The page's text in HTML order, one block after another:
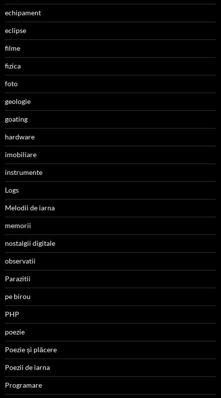
echipament
eclipse
filme
fizica
foto
geologie
goating
hardware
imobiliare
instrumente
Logs
Melodii de iarna
memorii
nostalgii digitale
observatii
Parazitii
pe birou
PHP
poezie
Poezie și plăcere
Poezii de iarna
Programare